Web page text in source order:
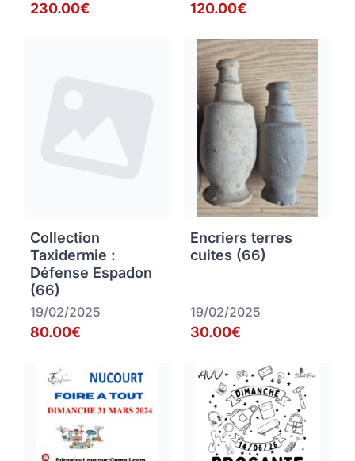
230.00€ 120.00€
Collection
Taxidermie :
Défense Espadon
(66)
19/02/2025
80.00€
Encriers terres
cuites (66)
19/02/2025
30.00€